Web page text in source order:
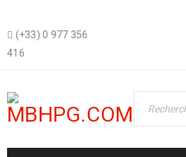
(+33) 0 977 356
416